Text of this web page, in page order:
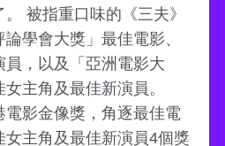
被指重口味的《三夫》
學會大獎」最佳電影、
，以及「亞洲電影大
主角及最佳新演員。
電影金像獎，角逐最佳電
主角及最佳新演員4個獎